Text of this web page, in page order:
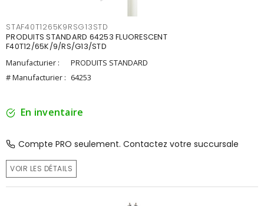
STAF40T1265K9RSG13STD
PRODUITS STANDARD 64253 FLUORESCENT
F40T12/65K/9/RS/G13/STD
Manufacturier :
PRODUITS STANDARD
# Manufacturier : 64253
En inventaire
Compte PRO seulement. Contactez votre succursale
VOIR LES DÉTAILS